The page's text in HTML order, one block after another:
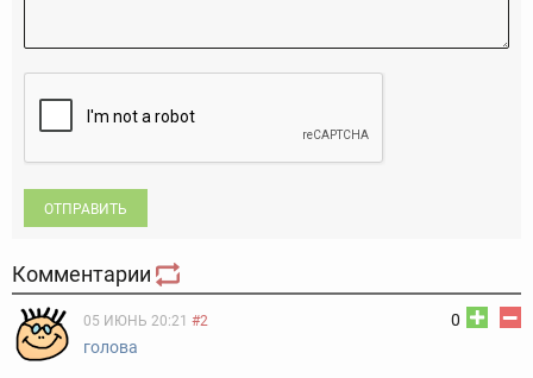
ОТПРАВИТЬ
Комментарии
0
05 ИЮНЬ 20:21 #2
голова